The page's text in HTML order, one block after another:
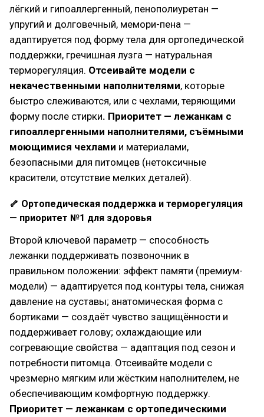
лёгкий и гипоаллергенный, пенополиуретан —
упругий и долговечный, мемори-пена —
адаптируется под форму тела для ортопедической
поддержки, гречишная лузга — натуральная
терморегуляция. Отсеивайте модели с
некачественными наполнителями, которые
быстро слеживаются, или с чехлами, теряющими
форму после стирки. Приоритет — лежанкам с
гипоаллергенными наполнителями, съёмными
моющимися чехлами и материалами,
безопасными для питомцев (нетоксичные
красители, отсутствие мелких деталей).
🦴 Ортопедическая поддержка и терморегуляция
— приоритет №1 для здоровья
Второй ключевой параметр — способность
лежанки поддерживать позвоночник в
правильном положении: эффект памяти (премиум-
модели) — адаптируется под контуры тела, снижая
давление на суставы; анатомическая форма с
бортиками — создаёт чувство защищённости и
поддерживает голову; охлаждающие или
согревающие свойства — адаптация под сезон и
потребности питомца. Отсеивайте модели с
чрезмерно мягким или жёстким наполнителем, не
обеспечивающим комфортную поддержку.
Приоритет — лежанкам с ортопедическими